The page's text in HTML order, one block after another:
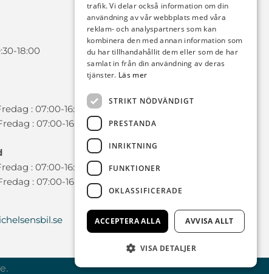
18:00
: 07:00-16:00
: 07:00-16:00
: 07:00-16:00
: 07:00-16:00
trafik. Vi delar också information om din
användning av vår webbplats med våra
reklam- och analyspartners som kan
kombinera den med annan information som
du har tillhandahållit dem eller som de har
samlat in från din användning av deras
tjänster. Läs mer
STRIKT NÖDVÄNDIGT
PRESTANDA
INRIKTNING
FUNKTIONER
OKLASSIFICERADE
ACCEPTERA ALLA AVVISA ALLT
VISA DETALJER